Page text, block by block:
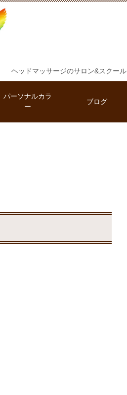
ヘッドマッサージのサロン&スクール
パーソナルカラ
ー
ブログ